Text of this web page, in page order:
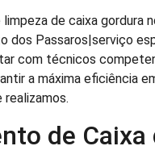
de caixa gordura
dos Passaros|serviço
com técnicos
a máxima eficiência
de Caixa